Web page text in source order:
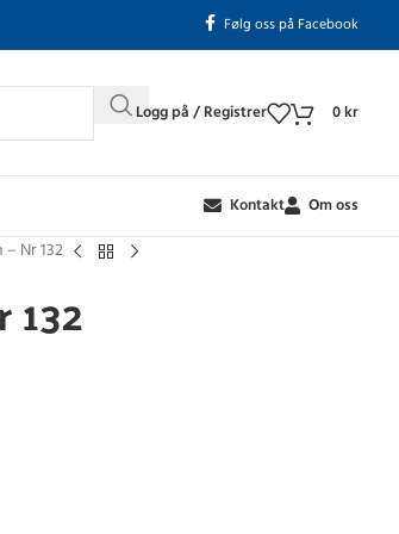
Følg oss på Facebook
Logg på / Registrer 0kr
Kontakt Om oss
Nr 132
132